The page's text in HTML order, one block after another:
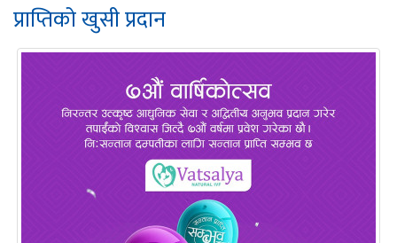
प्राप्तिको खुसी प्रदान